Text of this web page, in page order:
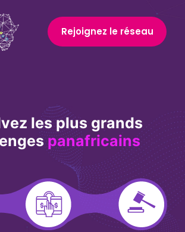
Rejoignez le réseau
les plus grands
panafricains